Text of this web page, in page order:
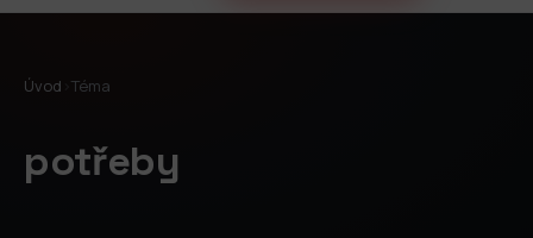
Úvod Téma
potřeby